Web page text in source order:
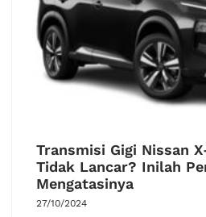
Transmisi Gigi Nissan
Tidak Lancar? Inilah
Mengatasinya
27/10/2024